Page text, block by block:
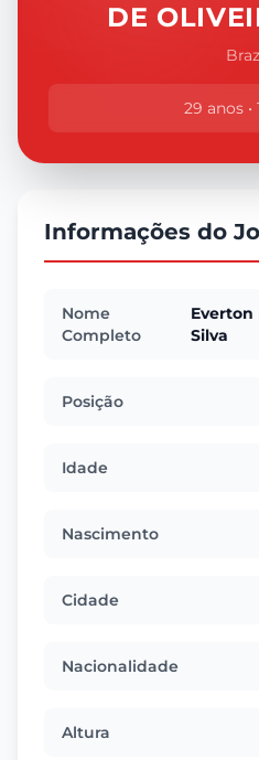
DE
29 anos •
Informações do
Nome
Completo
Everton
Silva
Posição
Idade
Nascimento
Cidade
Nacionalidade
Altura